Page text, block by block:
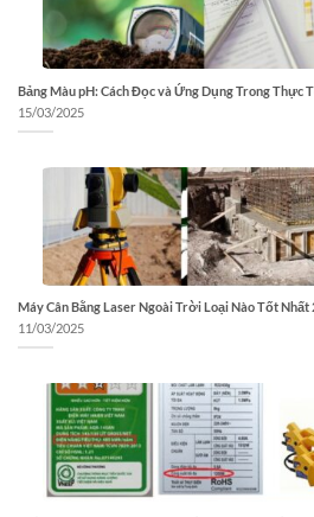
Bảng Màu pH: Cách Đọc và Ứng Dụng Trong Thực
15/03/2025
Máy Cân Bằng Laser Ngoài Trời Loại Nào Tốt Nhất
11/03/2025